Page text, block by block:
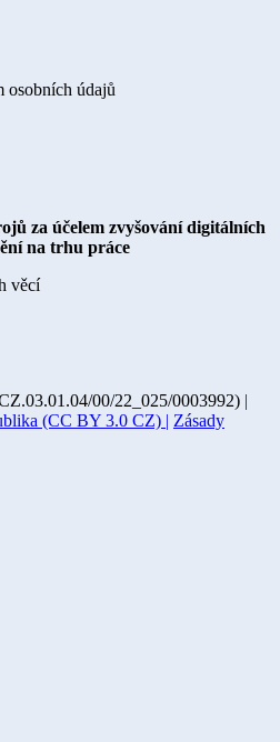
osobních údajů
za účelem zvyšování digitálních
na trhu práce
věcí
00/22_025/0003992) |
(CC BY 3.0 CZ) | Zásady